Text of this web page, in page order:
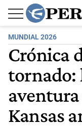
MUNDIAL 2026
Crónica
tornado:
Kansas